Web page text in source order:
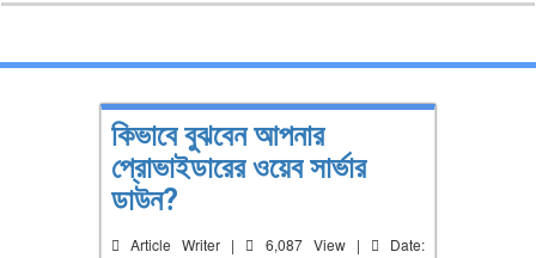
কিভাবে বুঝবেন আপনার
প্রোভাইডারের ওয়েব সার্ভার
ডাউন?
Article Writer | 6,087 View |
Date: